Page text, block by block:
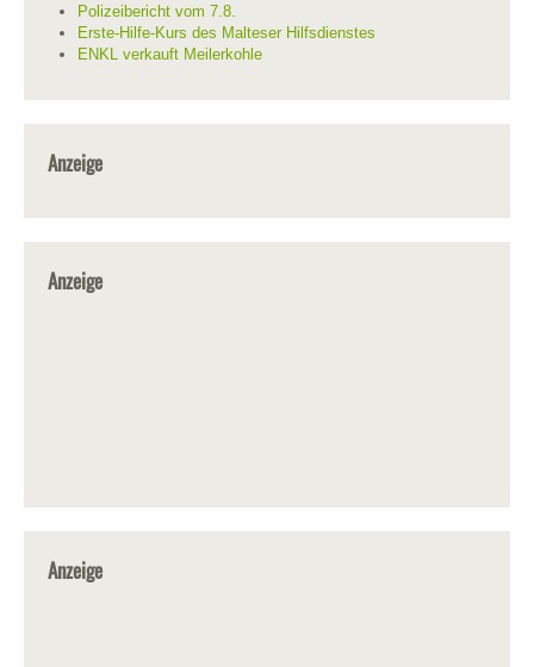
Polizeibericht vom 7.8.
Erste-Hilfe-Kurs des Malteser Hilfsdienstes
ENKL verkauft Meilerkohle
Anzeige
Anzeige
Anzeige